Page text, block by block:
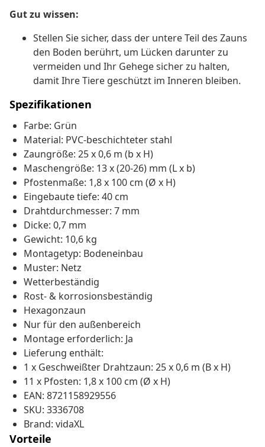
Gut zu wissen:
Stellen Sie sicher, dass der untere Teil des Zauns
den Boden berührt, um Lücken darunter zu
vermeiden und Ihr Gehege sicher zu halten,
damit Ihre Tiere geschützt im Inneren bleiben.
Spezifikationen
Farbe: Grün
Material: PVC-beschichteter stahl
Zaungröße: 25 x 0,6 m (b x H)
Maschengröße: 13 x (20-26) mm (L x b)
Pfostenmaße: 1,8 x 100 cm (Ø x H)
Eingebaute tiefe: 40 cm
Drahtdurchmesser: 7 mm
Dicke: 0,7 mm
Gewicht: 10,6 kg
Montagetyp: Bodeneinbau
Muster: Netz
Wetterbeständig
Rost- & korrosionsbeständig
Hexagonzaun
Nur für den außenbereich
Montage erforderlich: Ja
Lieferung enthält:
1 x Geschweißter Drahtzaun: 25 x 0,6 m (B x H)
11 x Pfosten: 1,8 x 100 cm (Ø x H)
EAN: 8721158929556
SKU: 3336708
Brand: vidaXL
Vorteile